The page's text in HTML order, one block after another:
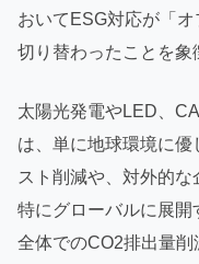
おいてESG対応が「
切り替わったことを象
太陽光発電やLED、
は、単に地球環境に優
スト削減や、対外的な
特にグローバルに展
全体でのCO2排出量